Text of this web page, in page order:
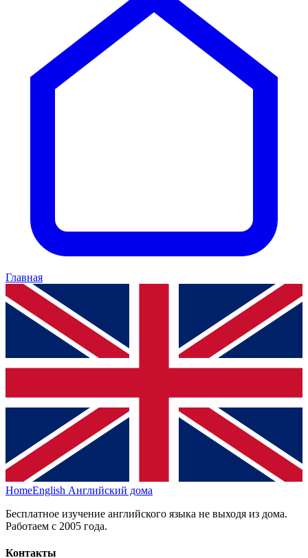
Главная
HomeEnglish Английский дома
Бесплатное изучение английского языка не выходя из дома.
Работаем с 2005 года.
Контакты